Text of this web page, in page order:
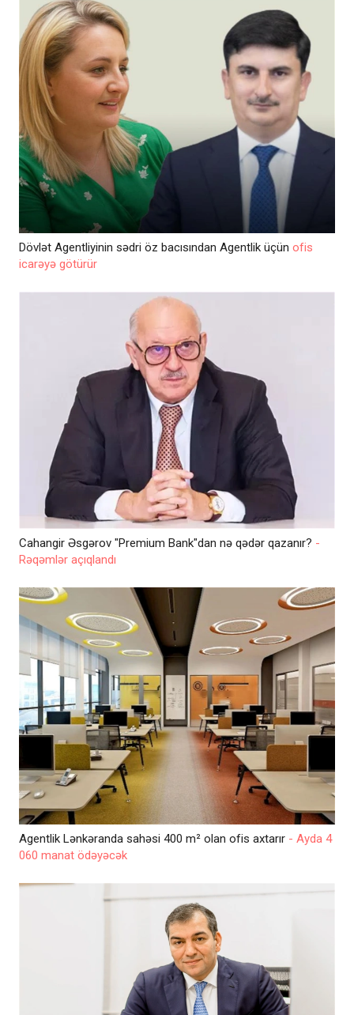
Dövlət Agentliyinin sədri öz bacısından Agentlik üçün ofis
icarəyə götürür
Cahangir Əsgərov "Premium Bank"dan nə qədər qazanır? -
Rəqəmlər açıqlandı
Agentlik Lənkəranda sahəsi 400 m² olan ofis axtarır - Ayda 4
060 manat ödəyəcək